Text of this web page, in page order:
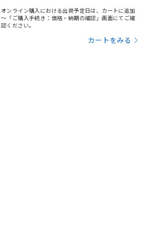
オンライン購入における出荷予定日は、カートに追加
～「ご購入手続き：価格・納期の確認」画面にてご確
認ください。
カートをみる